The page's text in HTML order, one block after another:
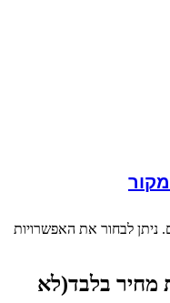
מקור
ניתן לבחור את האפשרויות
בלבד(לא